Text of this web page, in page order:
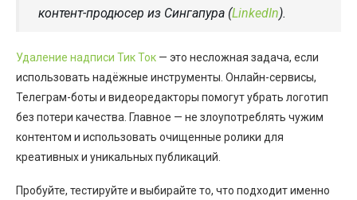
контент-продюсер из Сингапура (LinkedIn).
Удаление надписи Тик Ток — это несложная задача, если
использовать надёжные инструменты. Онлайн-сервисы,
Телеграм-боты и видеоредакторы помогут убрать логотип
без потери качества. Главное — не злоупотреблять чужим
контентом и использовать очищенные ролики для
креативных и уникальных публикаций.
Пробуйте, тестируйте и выбирайте то, что подходит именно